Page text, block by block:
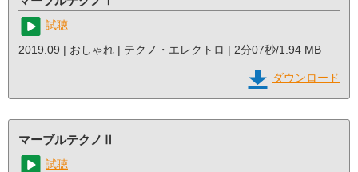
試聴
2019.09 | おしゃれ | テクノ・エレクトロ | 2分07秒/1.94 MB
ダウンロード
マーブルテクノⅡ
試聴